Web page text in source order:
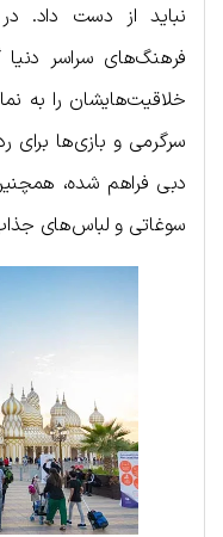
نباید از دست داد.
فرهنگ‌های سراسر
خلاقیت‌هایشان را به
سرگرمی و بازی‌ها برای
دبی فراهم شده،
سوغاتی و لباس‌های